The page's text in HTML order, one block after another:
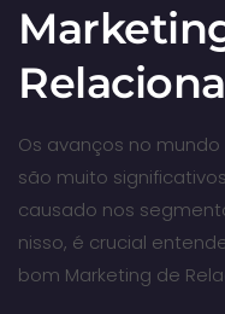
Os avanços no
são muito
causado nos
nisso, é crucial
bom Marketing de